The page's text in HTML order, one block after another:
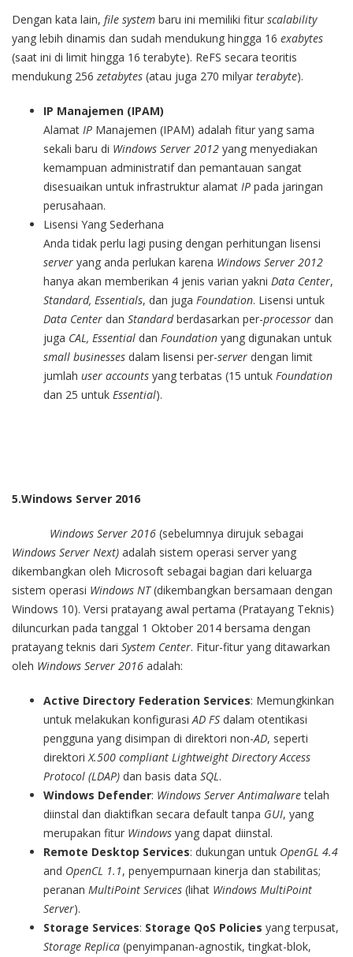
Dengan kata lain, file system baru ini memiliki fitur scalability
yang lebih dinamis dan sudah mendukung hingga 16 exabytes
(saat ini di limit hingga 16 terabyte). ReFS secara teoritis
mendukung 256zetabytes (atau juga 270 milyar terabyte).
IP Manajemen (IPAM)
Alamat IP Manajemen (IPAM) adalah fitur yang sama
sekali baru di Windows Server 2012 yang menyediakan
kemampuan administratif dan pemantauan sangat
disesuaikan untuk infrastruktur alamat IP pada jaringan
perusahaan.
Lisensi Yang Sederhana
Anda tidak perlu lagi pusing dengan perhitungan lisensi
server yang anda perlukan karena Windows Server 2012
hanya akan memberikan 4 jenis varian yakni Data Center,
Standard, Essentials, dan juga Foundation. Lisensi untuk
Data Center dan Standardberdasarkan per-processor dan
juga CAL, Essential dan Foundation yang digunakan untuk
small businesses dalam lisensi per-server dengan limit
jumlah user accounts yang terbatas (15 untuk Foundation
dan 25 untuk Essential).
5.Windows Server 2016
Windows Server 2016 (sebelumnya dirujuk sebagai
Windows Server Next) adalah sistem operasi server yang
dikembangkan oleh Microsoft sebagai bagian dari keluarga
sistem operasi Windows NT(dikembangkan bersamaan dengan
Windows 10). Versi pratayang awal pertama (Pratayang Teknis)
diluncurkan pada tanggal 1 Oktober 2014 bersama dengan
pratayang teknis dari System Center. Fitur-fitur yang ditawarkan
oleh Windows Server 2016 adalah:
Active Directory Federation Services: Memungkinkan
untuk melakukan konfigurasiAD FS dalam otentikasi
pengguna yang disimpan di direktori non-AD, seperti
direktoriX.500 compliant Lightweight Directory Access
Protocol (LDAP) dan basis data SQL.
Windows Defender: Windows Server Antimalwaretelah
diinstal dan diaktifkan secara default tanpa GUI, yang
merupakan fitur Windows yang dapat diinstal.
Remote Desktop Services: dukungan untuk OpenGL 4.4
and OpenCL 1.1, penyempurnaan kinerja dan stabilitas;
peranan MultiPoint Services (lihat Windows MultiPoint
Server).
Storage Services: Storage QoS Policies yang terpusat,
Storage Replica (penyimpanan-agnostik, tingkat-blok,